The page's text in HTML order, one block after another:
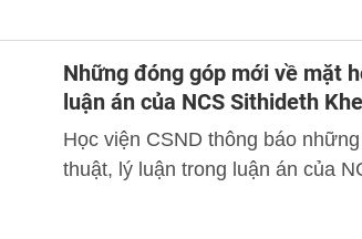
Những đóng góp mới về mặt
luận án của NCS Sithideth
Học viện CSND thông báo
thuật, lý luận trong luận án của